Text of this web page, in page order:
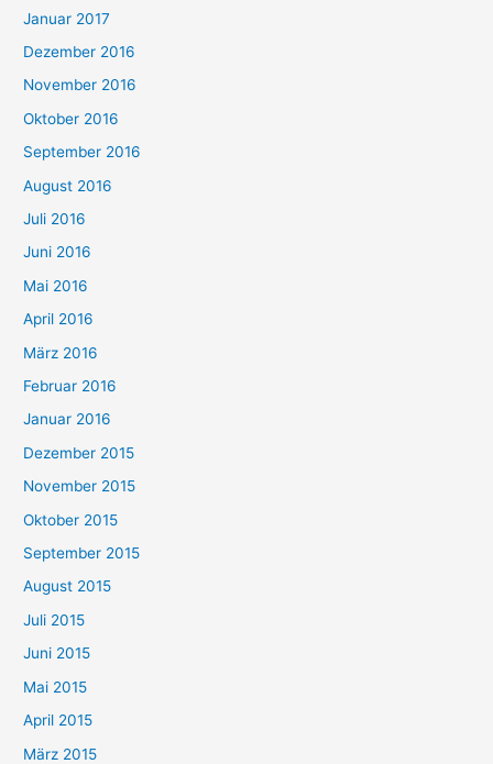
Januar 2017
Dezember 2016
November 2016
Oktober 2016
September 2016
August 2016
Juli 2016
Juni 2016
Mai 2016
April 2016
März 2016
Februar 2016
Januar 2016
Dezember 2015
November 2015
Oktober 2015
September 2015
August 2015
Juli 2015
Juni 2015
Mai 2015
April 2015
März 2015